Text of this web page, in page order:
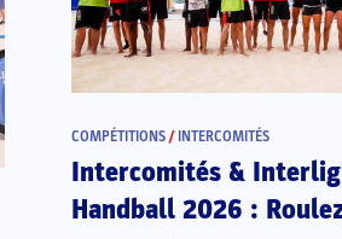
COMPÉTITIONS / INTERCOMITÉS
Intercomités &
Handball 2026 :